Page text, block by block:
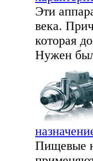
Эти
века.
которая
Нужен
Пищевые